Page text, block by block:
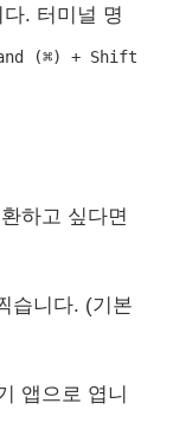
. 터미널 명
(⌘) + Shift
하고 싶다면
습니다. (기본
앱으로 엽니